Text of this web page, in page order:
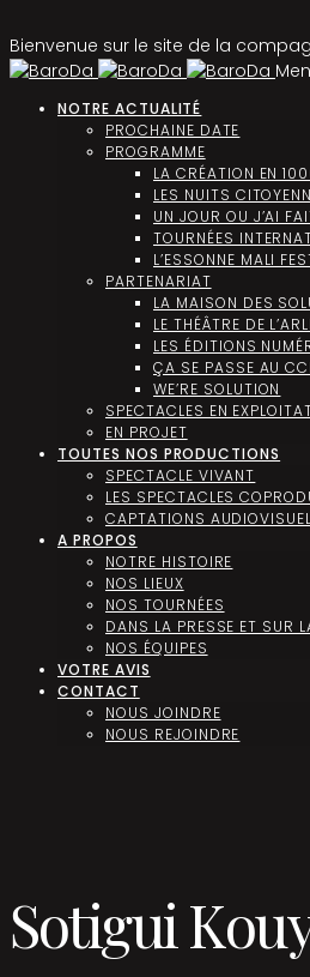
Bienvenue sur le site de la
NOTRE ACTUALITÉ
PROCHAINE DATE
PROGRAMME
LA CRÉATION EN
LES NUITS
UN JOUR OU J’AI
TOURNÉES
L’ESSONNE MALI
PARTENARIAT
LA MAISON DES
LE THÉÂTRE DE
LES ÉDITIONS
ÇA SE PASSE AU
WE’RE SOLUTION
SPECTACLES EN
EN PROJET
TOUTES NOS PRODUCTIONS
SPECTACLE VIVANT
LES SPECTACLES
CAPTATIONS
A PROPOS
NOTRE HISTOIRE
NOS LIEUX
NOS TOURNÉES
DANS LA PRESSE ET SUR
NOS ÉQUIPES
VOTRE AVIS
CONTACT
NOUS JOINDRE
NOUS REJOINDRE
Sotigui